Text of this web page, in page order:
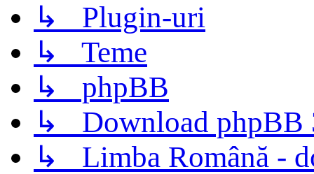
↳ Plugin-uri
↳ Teme
↳ phpBB
↳ Download phpBB
↳ Limba Română -